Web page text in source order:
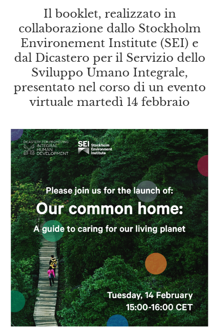
Il booklet, realizzato in
collaborazione dallo Stockholm
Environement Institute (SEI) e
dal Dicastero per il Servizio dello
Sviluppo Umano Integrale,
presentato nel corso di un evento
virtuale martedì 14 febbraio